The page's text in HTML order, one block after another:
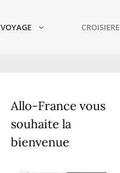
VOYAGE CROISIERE
Allo-France vous
souhaite la
bienvenue